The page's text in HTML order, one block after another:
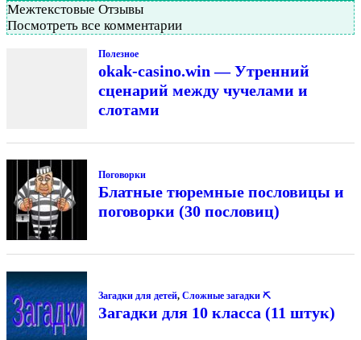
Межтекстовые Отзывы
Посмотреть все комментарии
Полезное
okak-casino.win — Утренний
сценарий между чучелами и
слотами
Поговорки
Блатные тюремные пословицы и
поговорки (30 пословиц)
Загадки для детей, Сложные загадки ⛏
Загадки для 10 класса (11 штук)